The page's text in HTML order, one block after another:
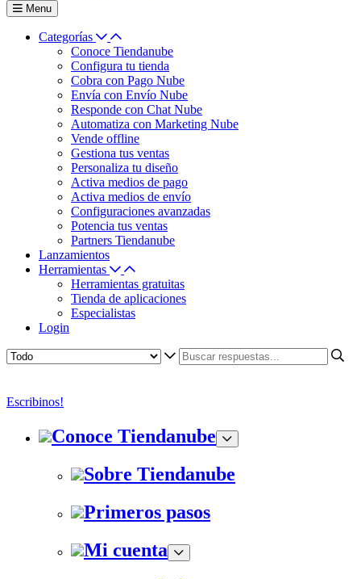
Menu
Categorías
Conoce Tiendanube
Configura tu tienda
Cobra con Pago Nube
Envía con Envío Nube
Responde con Chat Nube
Automatiza con Marketing Nube
Vende offline
Gestiona tus ventas
Personaliza tu diseño
Activa medios de pago
Activa medios de envío
Configuraciones avanzadas
Potencia tus ventas
Partners Tiendanube
Lanzamientos
Herramientas
Herramientas gratuitas
Tienda de aplicaciones
Especialistas
Login
Escribinos!
Conoce Tiendanube
Sobre Tiendanube
Primeros pasos
Mi cuenta